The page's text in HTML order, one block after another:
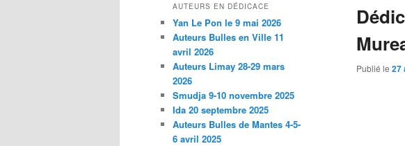
Publié le 27
AUTEURS EN DÉDICACE
Yan Le Pon le 9 mai 2026
Auteurs Bulles en Ville 11
avril 2026
Auteurs Limay 28-29 mars
2026
Smudja 9-10 novembre 2025
Ida 20 septembre 2025
Auteurs Bulles de Mantes 4-5-
6 avril 2025